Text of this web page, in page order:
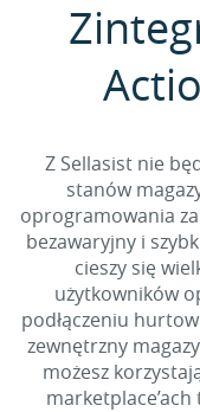
Z Sellasist nie
stanów
oprogramowania
bezawaryjny i
cieszy się
użytkowników
podłączeniu
zewnętrzny
możesz